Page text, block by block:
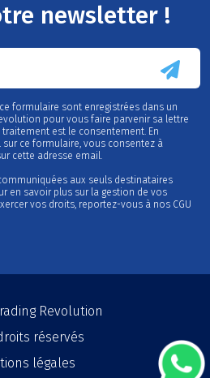
newsletter !
formulaire sont enregistrées dans un
pour vous faire parvenir sa lettre
est le consentement. En
ce formulaire, vous consentez à
cette adresse email.
aux seuls destinataires
en savoir plus sur la gestion de vos
vos droits, reportez-vous à nos CGU
Revolution
réservés
légales